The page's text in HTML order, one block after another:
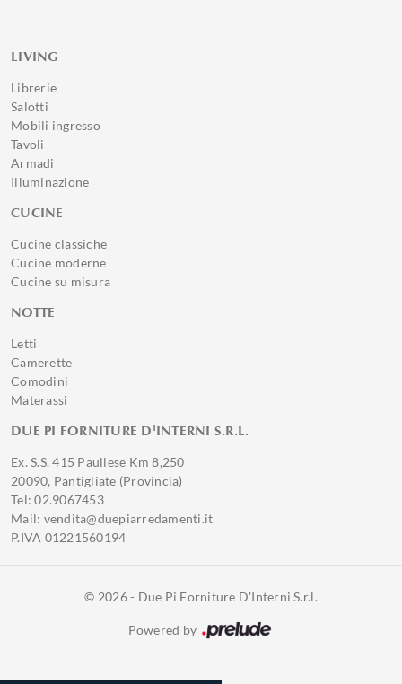
LIVING
Librerie
Salotti
Mobili ingresso
Tavoli
Armadi
Illuminazione
CUCINE
Cucine classiche
Cucine moderne
Cucine su misura
NOTTE
Letti
Camerette
Comodini
Materassi
DUE PI FORNITURE D'INTERNI S.R.L.
Ex. S.S. 415 Paullese Km 8,250
20090, Pantigliate (Provincia)
Tel: 02.9067453
Mail: vendita@duepiarredamenti.it
P.IVA 01221560194
© 2026 - Due Pi Forniture D'Interni S.r.l.
Powered by